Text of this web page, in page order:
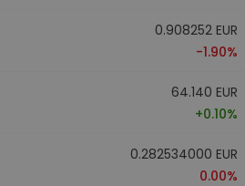
0.908252 EUR
-1.90%
64.140 EUR
+0.10%
0.282534000 EUR
0.00%